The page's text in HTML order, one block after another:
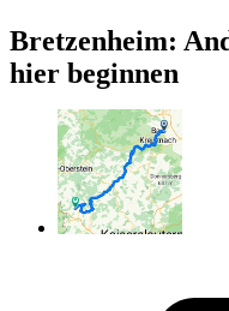
Bretzenheim:
hier beginnen